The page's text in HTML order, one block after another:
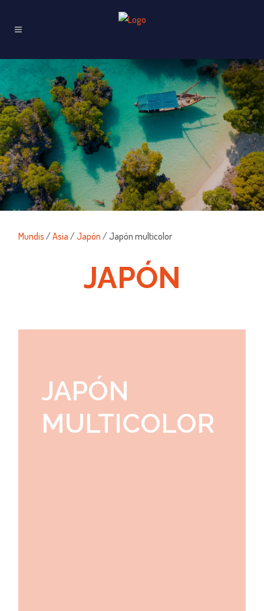
Mundis /Asia /Japón / Japón multicolor
JAPÓN
JAPÓN
MULTICOLOR